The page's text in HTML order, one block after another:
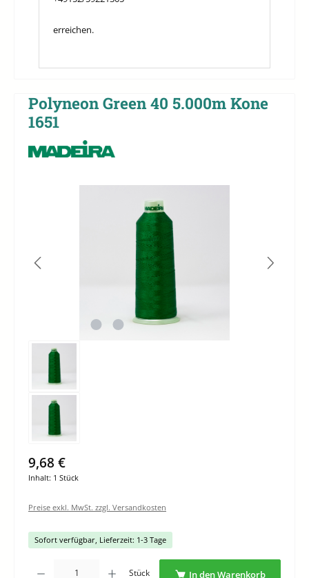
erreichen.
Polyneon Green 40 5.000m Kone
1651
9,68 €
Inhalt: 1 Stück
Preise exkl. MwSt. zzgl. Versandkosten
Sofort verfügbar, Lieferzeit: 1-3 Tage
Produkt Anzahl: Gib den gewünschten Wert ein oder benutze die Schaltflächen um
Stück In den Warenkorb